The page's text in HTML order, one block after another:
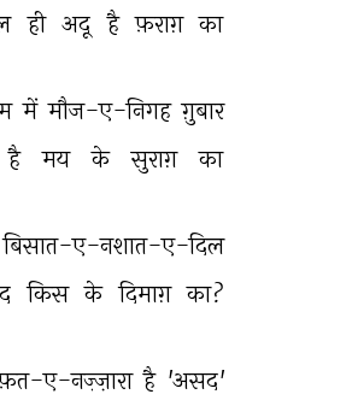
ही अदू है फ़राग़ का
में मौज-ए-निगह ग़ुबार
है मय के सुराग़ का
बिसात-ए-नशात-ए-दिल
किस के दिमाग़ का?
ए-नज़्ज़ारा है 'असद'